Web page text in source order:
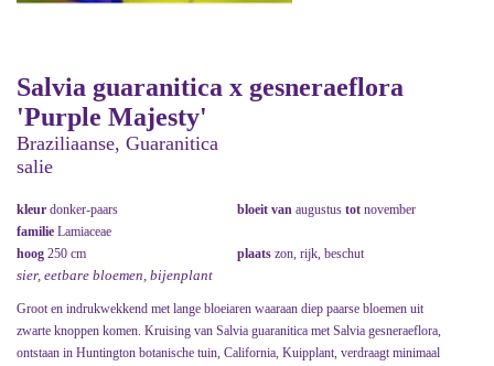
Salvia guaranitica x gesneraeflora
'Purple Majesty'
Braziliaanse, Guaranitica
salie
kleur donker-paars bloeit van augustus tot november
familie Lamiaceae
hoog 250 cm plaats zon, rijk, beschut
sier, eetbare bloemen, bijenplant
Groot en indrukwekkend met lange bloeiaren waaraan diep paarse bloemen uit
zwarte knoppen komen. Kruising van Salvia guaranitica met Salvia gesneraeflora,
ontstaan in Huntington botanische tuin, California, Kuipplant, verdraagt minimaal